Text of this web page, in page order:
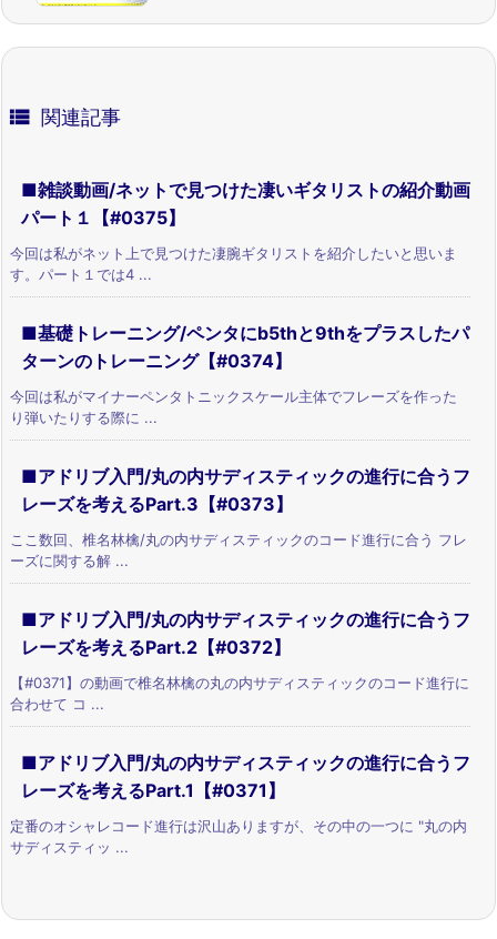
 関連記事
■雑談動画/ネットで見つけた凄いギタリストの紹介動画
パート１【#0375】
今回は私がネット上で見つけた凄腕ギタリストを紹介したいと思いま
す。パート１では4 ...
■基礎トレーニング/ペンタにb5thと9thをプラスしたパ
ターンのトレーニング【#0374】
今回は私がマイナーペンタトニックスケール主体でフレーズを作った
り弾いたりする際に ...
■アドリブ入門/丸の内サディスティックの進行に合うフ
レーズを考えるPart.3【#0373】
ここ数回、椎名林檎/丸の内サディスティックのコード進行に合う フレ
ーズに関する解 ...
■アドリブ入門/丸の内サディスティックの進行に合うフ
レーズを考えるPart.2【#0372】
【#0371】の動画で椎名林檎の丸の内サディスティックのコード進行に
合わせて コ ...
■アドリブ入門/丸の内サディスティックの進行に合うフ
レーズを考えるPart.1【#0371】
定番のオシャレコード進行は沢山ありますが、その中の一つに "丸の内
サディスティッ ...